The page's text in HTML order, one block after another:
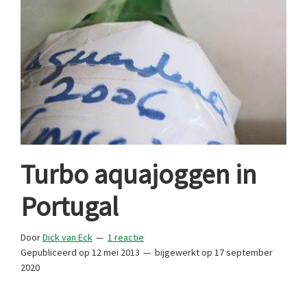
Turbo aquajoggen in
Portugal
DoorDick van Eck
1 reactie
Gepubliceerd op 12 mei 2013 bijgewerkt op 17 september
2020